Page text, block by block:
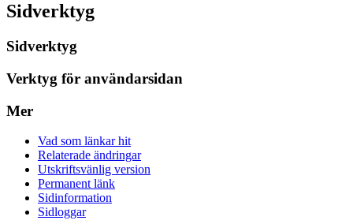
Sidverktyg
Sidverktyg
Verktyg för användarsidan
Mer
Vad som länkar hit
Relaterade ändringar
Utskriftsvänlig version
Permanent länk
Sidinformation
Sidloggar